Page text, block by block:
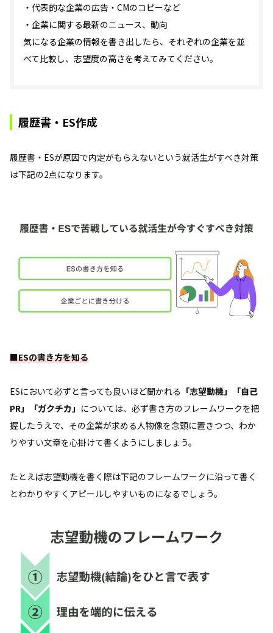
・代表的な企業の広告・CMのコピーなど
・企業に関する最新のニュース、動向
気になる企業の情報を書き出したら、それぞれの企業を並
べて比較し、志望度の高さを考えてみてください。
履歴書・ES作成
履歴書・ESが原因で内定がもらえないという就活生がすべき対策
は下記の2点になります。
■ESの書き方を知る
ESにおいて必ずと言っても良いほど聞かれる 「志望動機」「自己
PR」「ガクチカ」 については、必ず書き方のフレームワークを把
握したうえで、その企業が求める人物像を念頭に置きつつ、わか
りやすい文章を心掛けて書くようにしましょう。
たとえば志望動機を書く際は下記のフレームワークに沿って書く
とわかりやすくアピールしやすいものになるでしょう。